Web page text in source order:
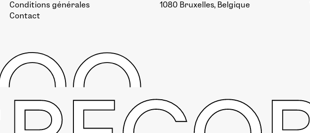
Conditions générales
Contact
1080 Bruxelles, Belgique